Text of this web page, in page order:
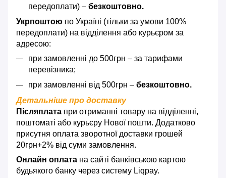
передоплати) – безкоштовно.
Укрпоштою по Україні (тільки за умови 100%
передоплати) на відділення або курьєром за
адресою:
при замовленні до 500грн – за тарифами
перевізника;
при замовленні від 500грн – безкоштовно.
Детальніше про доставку
Післяплата при отриманні товару на відділенні,
поштоматі або курьєру Нової пошти. Додатково
присутня оплата зворотної доставки грошей
20грн+2% від суми замовлення.
Онлайн оплата на сайті банківською картою
будьякого банку через систему Liqpay.